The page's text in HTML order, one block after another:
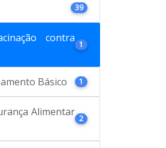
39
contra
1
Básico 1
Alimentar
2